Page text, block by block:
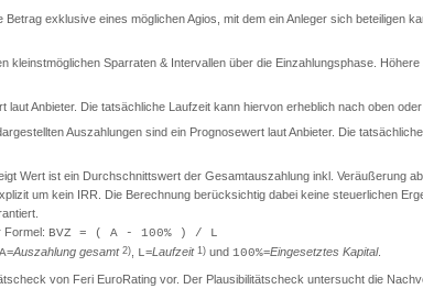
exklusive eines möglichen Agios, mit dem ein Anleger sich beteiligen
kleinstmöglichen Sparraten & Intervallen über die Einzahlungsphase.
laut Anbieter. Die tatsächliche Laufzeit kann hiervon erheblich nach oben
Auszahlungen sind ein Prognosewert laut Anbieter. Die
Wert ist ein Durchschnittswert der Gesamtauszahlung inkl. Veräußerung
um kein IRR. Die Berechnung berücksichtig dabei keine steuerlichen
Formel: BVZ = ( A - 100% ) / L
A=Auszahlung gesamt2) L=Laufzeit1) und 100%=Eingesetztes Kapital.
von Feri EuroRating vor. Der Plausibilitätscheck untersucht die